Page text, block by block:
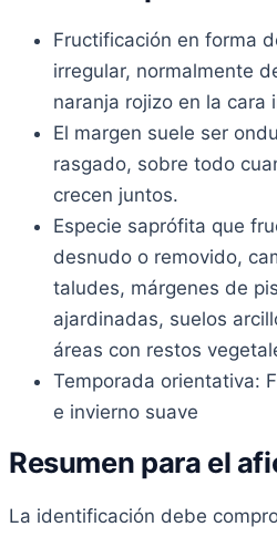
Fructificación en forma
irregular, normalmente
naranja rojizo en la cara
El margen suele ser
rasgado, sobre todo
crecen juntos.
Especie saprófita que
desnudo o removido,
taludes, márgenes de
ajardinadas, suelos
áreas con restos
Temporada orientativa:
e invierno suave
Resumen para el
La identificación debe